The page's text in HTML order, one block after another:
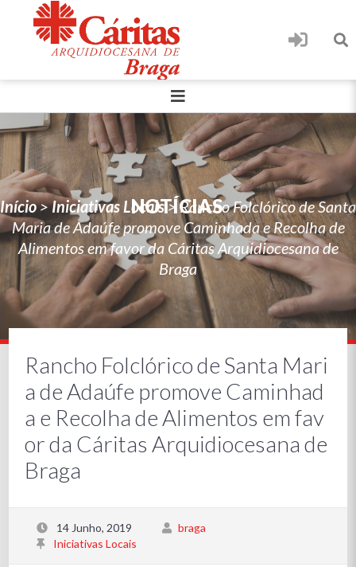
NOTÍCIAS
Início>Iniciativas Locais> Rancho Folclórico de Santa
Maria de Adaúfe promove Caminhada e Recolha de
Alimentos em favor da Cáritas Arquidiocesana de
Braga
Rancho Folclórico de Santa Mari
a de Adaúfe promove Caminhad
a e Recolha de Alimentos em fav
or da Cáritas Arquidiocesana de
Braga
14 Junho, 2019
braga
Iniciativas Locais